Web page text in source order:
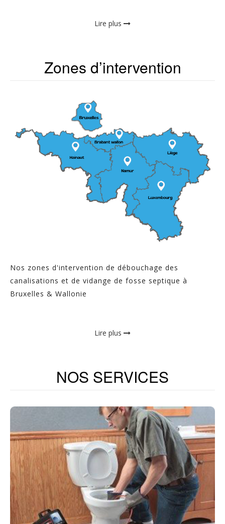
Lire plus
Zones d’intervention
Nos zones d'intervention de débouchage des
canalisations et de vidange de fosse septique à
Bruxelles & Wallonie
Lire plus
NOS SERVICES